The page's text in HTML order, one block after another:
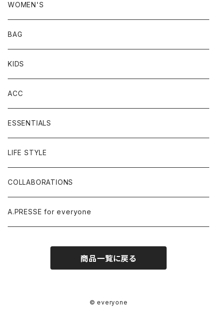
WOMEN'S
BAG
KIDS
ACC
ESSENTIALS
LIFE STYLE
COLLABORATIONS
A.PRESSE for everyone
商品一覧に戻る
© everyone